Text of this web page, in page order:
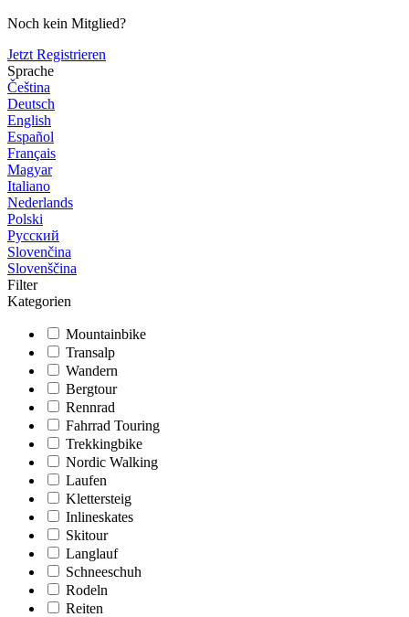
Noch kein Mitglied?
Jetzt Registrieren
Sprache
Čeština
Deutsch
English
Español
Français
Magyar
Italiano
Nederlands
Polski
Русский
Slovenčina
Slovenščina
Filter
Kategorien
Mountainbike
Transalp
Wandern
Bergtour
Rennrad
Fahrrad Touring
Trekkingbike
Nordic Walking
Laufen
Klettersteig
Inlineskates
Skitour
Langlauf
Schneeschuh
Rodeln
Reiten